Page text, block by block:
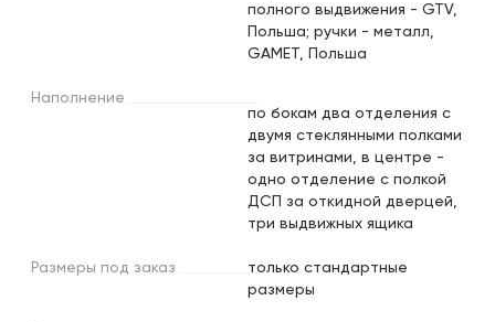
полного выдвижения - GTV,
Польша; ручки - металл,
GAMET, Польша
Наполнение
по бокам два отделения с
двумя стеклянными полками
за витринами, в центре -
одно отделение с полкой
ДСП за откидной дверцей,
три выдвижных ящика
Размеры под заказ
только стандартные
размеры